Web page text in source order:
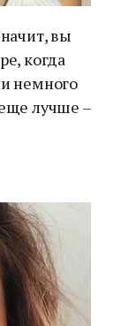
вы
когда
немного
лучше –